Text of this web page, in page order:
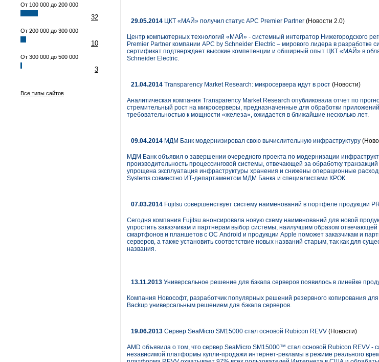
От 100 000 до 200 000
32
От 200 000 до 300 000
10
От 300 000 до 500 000
3
Все типы сайтов
29.05.2014 ЦКТ «МАЙ» получил статус APC Premier Partner (Новости 2.0)
Центр компьютерных технологий «МАЙ» - системный интегратор Нижегородского
Premier Partner компании APC by Schneider Electric – мирового лидера в разработке
сертификат подтверждает высокие компетенции и обширный опыт ЦКТ «МАЙ» в
Schneider Electric.
21.04.2014 Transparency Market Research: микросервера идут в рост (Новости)
Аналитическая компания Transparency Market Research опубликовала отчет по
стремительный рост на микросерверы, предназначенные для обработки
требовательностью к мощности «железа», ожидается в ближайшие несколько лет.
09.04.2014 МДМ Банк модернизировал свою вычислительную инфраструктуру
МДМ Банк объявил о завершении очередного проекта по модернизации
производительность процессинговой системы, отвечающей за обработку
упрощена эксплуатация инфраструктуры хранения и снижены операционные
Systems совместно ИТ-департаментом МДМ Банка и специалистами КРОК.
07.03.2014 Fujitsu совершенствует систему наименований в портфеле продукции
Сегодня компания Fujitsu анонсировала новую схему наименований для новой
упростить заказчикам и партнерам выбор системы, наилучшим образом
смартфонов и планшетов с ОС Android и продукции Apple поможет заказчикам и
серверов, а также установить соответствие новых названий старым, так как для
названия.
13.11.2013 Универсальное решение для бэкапа серверов появилось в линейке
Компания Новософт, разработчик популярных решений резервного копирования
Backup универсальным решением для бэкапа серверов.
19.06.2013 Сервер SeaMicro SM15000 стал основой Rubicon REVV (Новости)
AMD объявила о том, что сервер SeaMicro SM15000™ стал основой Rubicon REVV -
независимой платформы купли-продажи интернет-рекламы в режиме реального